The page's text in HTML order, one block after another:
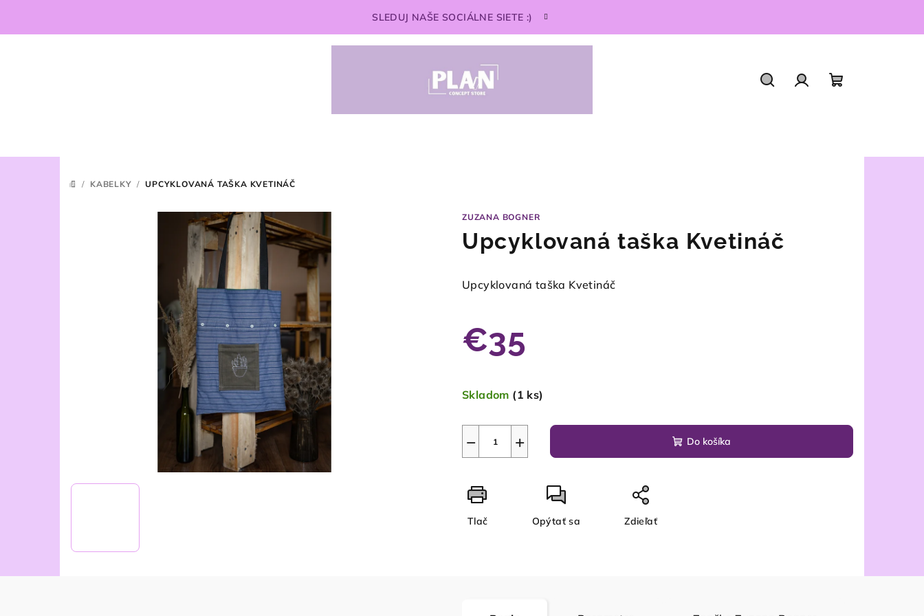
SLEDUJ NAŠE SOCIÁLNE SIETE :)
DOMOV
/ KABELKY / UPCYKLOVANÁ TAŠKA KVETINÁČ
ZUZANA BOGNER
Upcyklovaná taška Kvetináč
Upcyklovaná taška Kvetináč
€35
cena:
Skladom (1 ks)
+
− Do košíka
Tlač Opýtať sa Zdieľať